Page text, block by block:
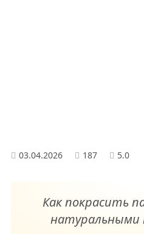
03.04.2026 187 5.0
Как покрасить
натуральными